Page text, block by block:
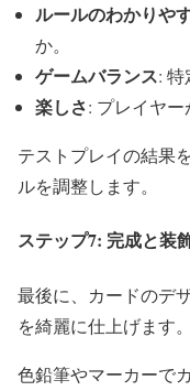
ルールのわかりや
か。
ゲームバランス: 特
楽しさ: プレイヤー
テストプレイの結果
ルを調整します。
ステップ7: 完成と装
最後に、カードのデ
を綺麗に仕上げます。
色鉛筆やマーカーで